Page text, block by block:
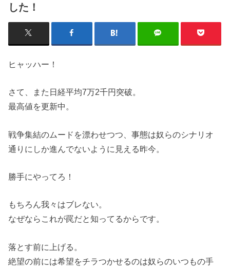
した！
ヒャッハー！
さて、また日経平均7万2千円突破。
最高値を更新中。
戦争集結のムードを漂わせつつ、事態は奴らのシナリオ
通りにしか進んでないように見える昨今。
勝手にやってろ！
もちろん我々はブレない。
なぜならこれが罠だと知ってるからです。
落とす前に上げる。
絶望の前には希望をチラつかせるのは奴らのいつもの手